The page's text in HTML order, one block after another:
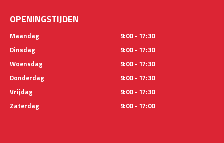
OPENINGSTIJDEN
Maandag
9:00 - 17:30
Dinsdag
9:00 - 17:30
Woensdag
9:00 - 17:30
Donderdag
9:00 - 17:30
Vrijdag
9:00 - 17:30
Zaterdag
9:00 - 17:00